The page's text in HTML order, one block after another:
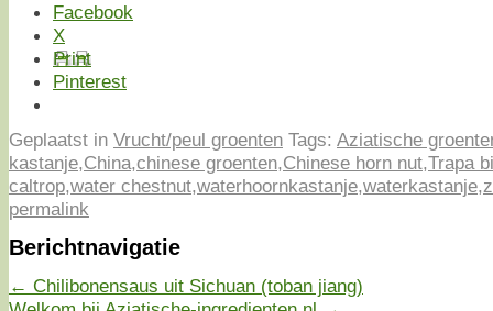
Facebook
X
Print
Pinterest
Geplaatst in Vrucht/peul groenten Tags: Aziatische
kastanje,China,chinese groenten,Chinese horn nut,Trapa
caltrop,water chestnut,waterhoornkastanje,waterkastanje,
permalink
Berichtnavigatie
← Chilibonensaus uit Sichuan (toban jiang)